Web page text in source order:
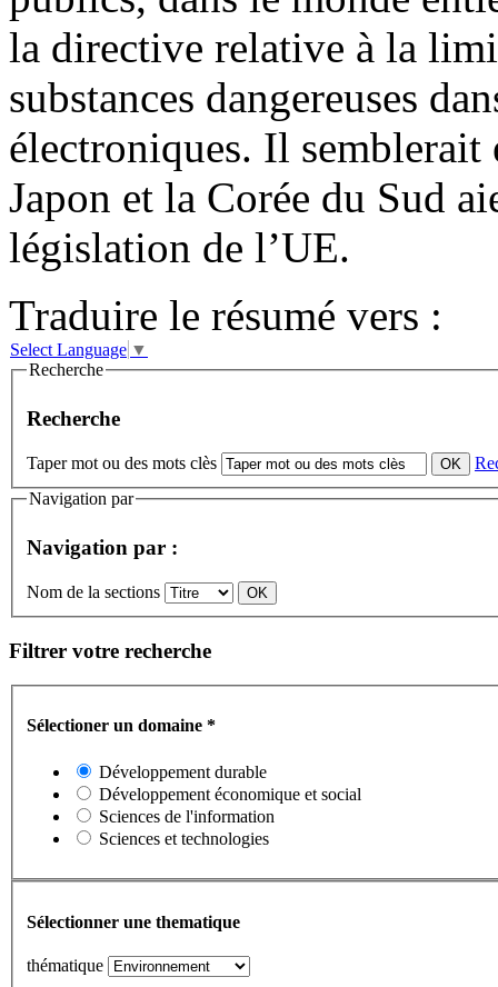
la directive relative à la
substances dangereuses
électroniques. Il
Japon et la Corée du Sud
législation de l’UE.
Traduire le résumé vers :
Select Language ▼
Recherche
Recherche
Taper mot ou des mots clès
Navigation par
Navigation par :
Nom de la sections
Filtrer votre recherche
Sélectioner un domaine *
Développement durable
Développement économique et social
Sciences de l'information
Sciences et technologies
Sélectionner une thematique
thématique